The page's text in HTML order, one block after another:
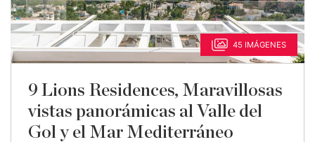
45 IMÁGENES
9 Lions Residences, Maravillosas
vistas panorámicas al Valle del
Gol y el Mar Mediterráneo